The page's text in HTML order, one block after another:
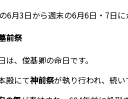
6月3日から週末の6月6日・7日に
前祭
、俊基卿の命日です。
殿にて神前祭が執り行われ、続